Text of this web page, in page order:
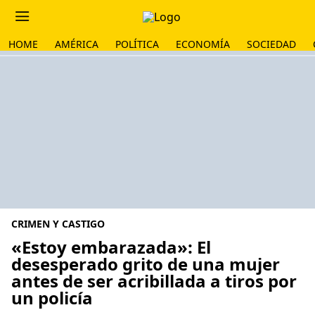
HOME AMÉRICA POLÍTICA ECONOMÍA SOCIEDAD
CRIMEN Y CASTIGO
«Estoy embarazada»: El
desesperado grito de una mujer
antes de ser acribillada a tiros por
un policía